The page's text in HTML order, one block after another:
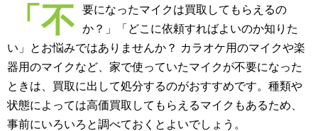
「不
要になったマイクは買取してもらえるの
か？」「どこに依頼すればよいのか知りた
い」とお悩みではありませんか？ カラオケ用のマイクや楽
器用のマイクなど、家で使っていたマイクが不要になった
ときは、買取に出して処分するのがおすすめです。種類や
状態によっては高価買取してもらえるマイクもあるため、
事前にいろいろと調べておくとよいでしょう。